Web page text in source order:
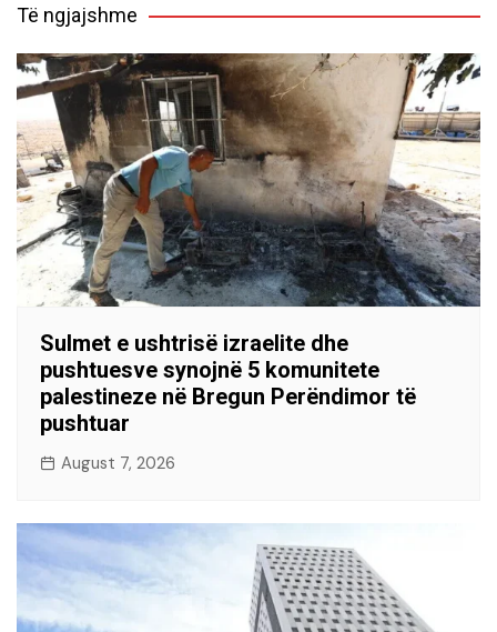
Të ngjajshme
Sulmet e ushtrisë izraelite dhe
pushtuesve synojnë 5 komunitete
palestineze në Bregun Perëndimor të
pushtuar
August 7, 2026